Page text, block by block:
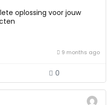
oplossing voor jouw
9 months ago
0